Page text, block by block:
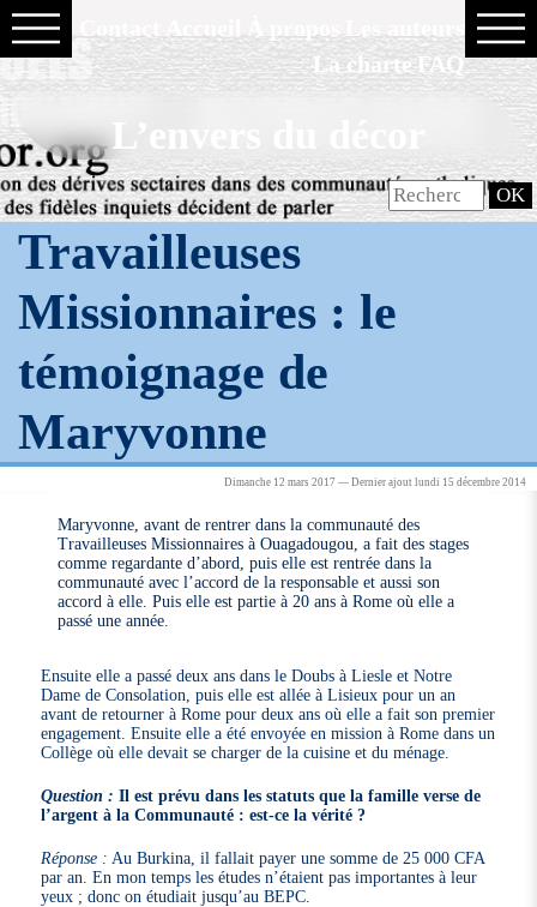
La charte FAQ
L’envers du décor
Travailleuses
Missionnaires : le
témoignage de
Maryvonne
Dimanche 12 mars 2017 — Dernier ajout lundi 15 décembre 2014
Maryvonne, avant de rentrer dans la communauté des
Travailleuses Missionnaires à Ouagadougou, a fait des stages
comme regardante d’abord, puis elle est rentrée dans la
communauté avec l’accord de la responsable et aussi son
accord à elle. Puis elle est partie à 20 ans à Rome où elle a
passé une année.
Ensuite elle a passé deux ans dans le Doubs à Liesle et Notre
Dame de Consolation, puis elle est allée à Lisieux pour un an
avant de retourner à Rome pour deux ans où elle a fait son premier
engagement. Ensuite elle a été envoyée en mission à Rome dans un
Collège où elle devait se charger de la cuisine et du ménage.
Question : Il est prévu dans les statuts que la famille verse de
l’argent à la Communauté : est-ce la vérité ?
Réponse : Au Burkina, il fallait payer une somme de 25 000 CFA
par an. En mon temps les études n’étaient pas importantes à leur
yeux ; donc on étudiait jusqu’au BEPC.